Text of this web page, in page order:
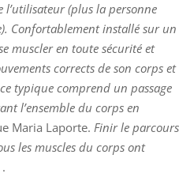
l’utilisateur (plus la personne
Confortablement installé sur un
muscler en toute sécurité et
corrects de son corps et
typique comprend un passage
l’ensemble du corps en
Maria Laporte. Finir le parcours
les muscles du corps ont